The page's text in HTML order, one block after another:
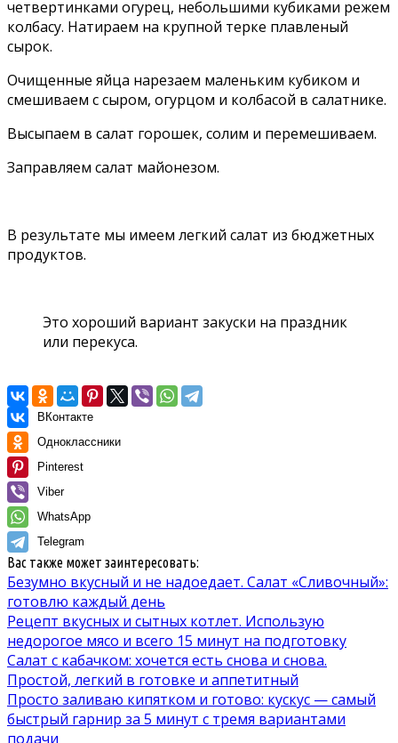
четвертинками огурец, небольшими кубиками режем
колбасу. Натираем на крупной терке плавленый
сырок.
Очищенные яйца нарезаем маленьким кубиком и
смешиваем с сыром, огурцом и колбасой в салатнике.
Высыпаем в салат горошек, солим и перемешиваем.
Заправляем салат майонезом.
В результате мы имеем легкий салат из бюджетных
продуктов.
Это хороший вариант закуски на праздник
или перекуса.
ВКонтакте
Одноклассники
Pinterest
Viber
WhatsApp
Telegram
Вас также может заинтересовать:
Безумно вкусный и не надоедает. Салат «Сливочный»:
готовлю каждый день
Рецепт вкусных и сытных котлет. Использую
недорогое мясо и всего 15 минут на подготовку
Салат с кабачком: хочется есть снова и снова.
Простой, легкий в готовке и аппетитный
Просто заливаю кипятком и готово: кускус — самый
быстрый гарнир за 5 минут с тремя вариантами
подачи